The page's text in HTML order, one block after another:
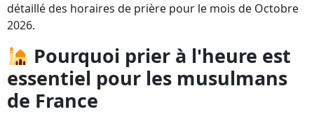
détaillé des horaires de prière pour le mois de Octobre
2026.
Pourquoi prier à l'heure est
essentiel pour les musulmans
de France